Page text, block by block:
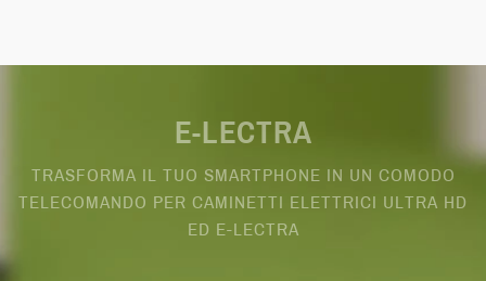
MY FIRES © APP
TRASFORMA IL TUO SMARTPHONE IN UN COMODO
TELECOMANDOPER CAMINETTI A GAS A FLUSSO
BILANCIATO